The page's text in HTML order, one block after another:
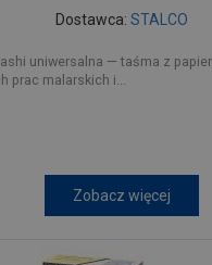
Dostawca: STALCO
uniwersalna — taśma z
prac malarskich i...
Zobacz więcej